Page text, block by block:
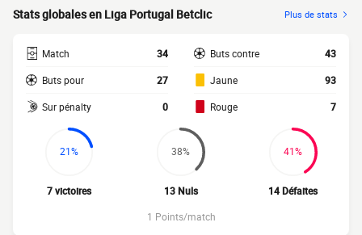
Stats globales en Liga Portugal Betclic Plus de stats
Match 34
Buts pour 27
Sur pénalty 0
Buts contre 43
Jaune 93
Rouge 7
21%
7 victoires
38%
13 Nuls
41%
14 Défaites
1 Points/match